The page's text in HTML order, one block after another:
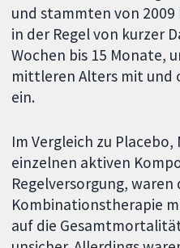
und stammten von 2009
in der Regel von kurzer
Wochen bis 15 Monate,
mittleren Alters mit und
ein.
Im Vergleich zu
einzelnen aktiven
Regelversorgung,
Kombinationstherapie
auf die